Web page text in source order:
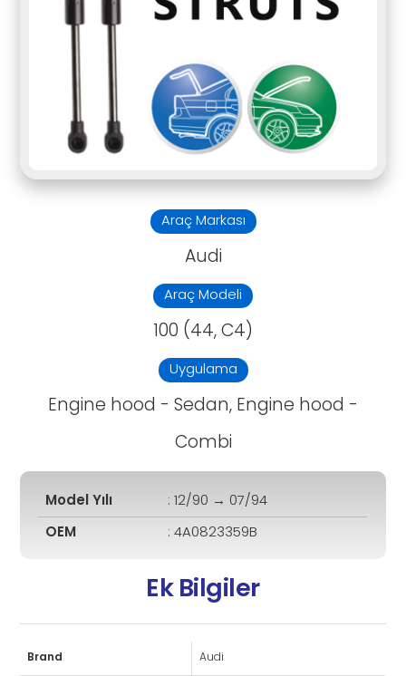
Araç Markası
Audi
Araç Modeli
100 (44, C4)
Uygulama
Engine hood - Sedan, Engine hood -
Combi
Model Yılı : 12/90 → 07/94
OEM : 4A0823359B
Ek Bilgiler
Brand Audi